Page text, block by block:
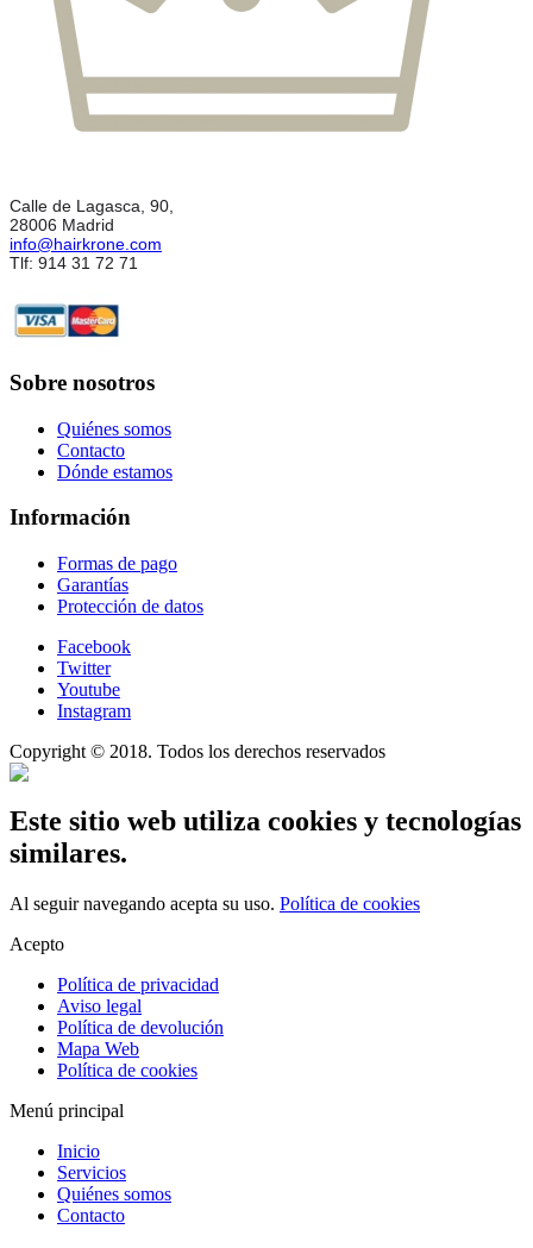
Calle de Lagasca, 90,
28006 Madrid
info@hairkrone.com
Tlf: 914 31 72 71
Sobre nosotros
Quiénes somos
Contacto
Dónde estamos
Información
Formas de pago
Garantías
Protección de datos
Facebook
Twitter
Youtube
Instagram
Copyright © 2018. Todos los derechos reservados
Este sitio web utiliza cookies y tecnologías
similares.
Al seguir navegando acepta su uso. Política de cookies
Acepto
Política de privacidad
Aviso legal
Política de devolución
Mapa Web
Política de cookies
Menú principal
Inicio
Servicios
Quiénes somos
Contacto